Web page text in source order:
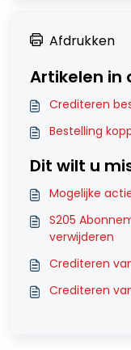
Afdrukken
Artikelen in
Crediteren
Bestelling
Dit wilt u
Mogelijke
S205
verwijderen
Crediteren
Crediteren